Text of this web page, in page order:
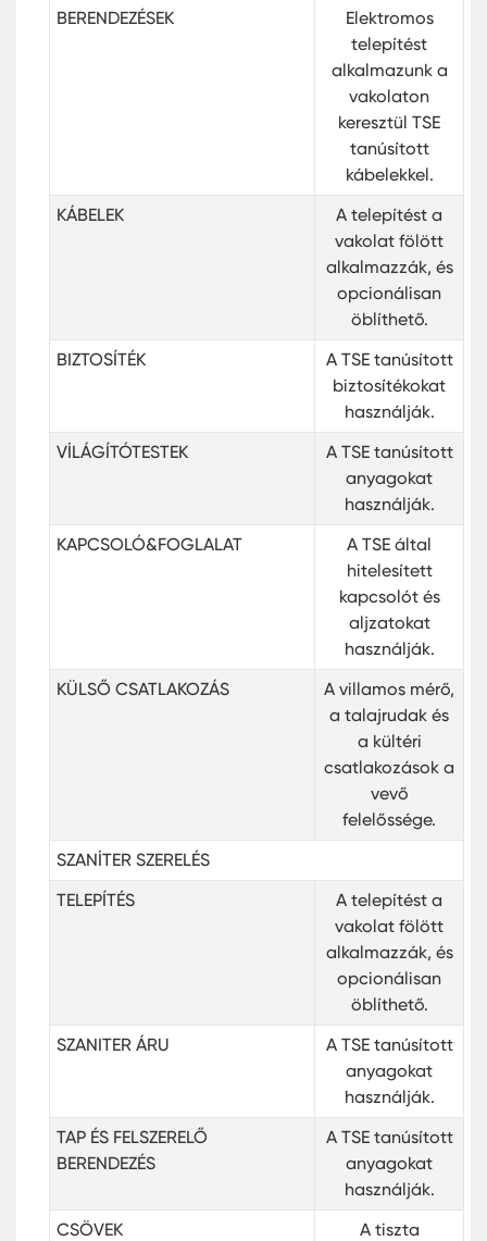
BERENDEZÉSEK
Elektromos
telepítést
alkalmazunk a
vakolaton
keresztül TSE
tanúsított
kábelekkel.
KÁBELEK
A telepítést a
vakolat fölött
alkalmazzák, és
opcionálisan
öblíthető.
BIZTOSÍTÉK
A TSE tanúsított
biztosítékokat
használják.
VİLÁGÍTÓTESTEK
A TSE tanúsított
anyagokat
használják.
KAPCSOLÓ&FOGLALAT
A TSE által
hitelesített
kapcsolót és
aljzatokat
használják.
KÜLSŐ CSATLAKOZÁS
A villamos mérő,
a talajrudak és
a kültéri
csatlakozások a
vevő
felelőssége.
SZANİTER SZERELÉS
TELEPÍTÉS
A telepítést a
vakolat fölött
alkalmazzák, és
opcionálisan
öblíthető.
SZANITER ÁRU
A TSE tanúsított
anyagokat
használják.
TAP ÉS FELSZERELŐ
BERENDEZÉS
A TSE tanúsított
anyagokat
használják.
CSÖVEK
A tiszta